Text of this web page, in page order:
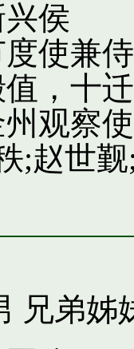
侯
使兼
，十
观察
;赵世
兄弟姊